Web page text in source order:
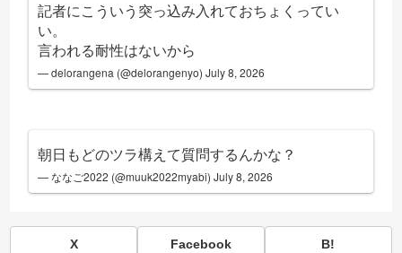
記者にこういう突っ込み入れておちょくってい
い。
言われる耐性はないから
— delorangena (@delorangenyo)July 8, 2026
朝日もどのツラ構えて質問するんかな？
— ななご2022 (@muuk2022myabi)July 8, 2026
X Facebook B!